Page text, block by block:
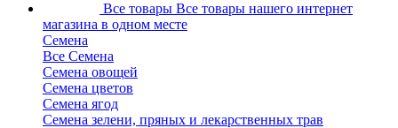
Все товары Все товары нашего интернет
магазина в одном месте
Семена
Все Семена
Семена овощей
Семена цветов
Семена ягод
Семена зелени, пряных и лекарственных трав